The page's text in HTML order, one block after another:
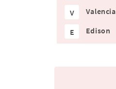
V Valencia
E Edison